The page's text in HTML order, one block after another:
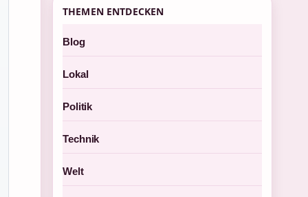
THEMEN ENTDECKEN
Blog
Lokal
Politik
Technik
Welt